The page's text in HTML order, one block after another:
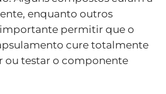
enquanto outros
permitir que o
cure totalmente
ou testar o componente